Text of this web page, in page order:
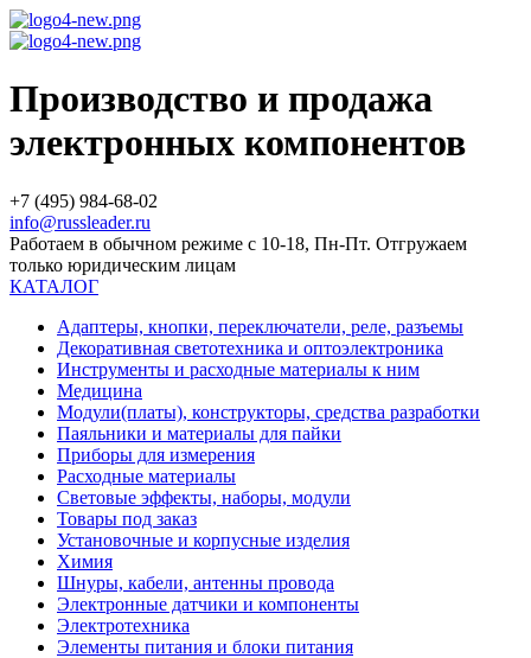
Производство и продажа
электронных компонентов
+7 (495) 984-68-02
info@russleader.ru
Работаем в обычном режиме с 10-18, Пн-Пт. Отгружаем
только юридическим лицам
КАТАЛОГ
Адаптеры, кнопки, переключатели, реле, разъемы
Декоративная светотехника и оптоэлектроника
Инструменты и расходные материалы к ним
Медицина
Модули(платы), конструкторы, средства разработки
Паяльники и материалы для пайки
Приборы для измерения
Расходные материалы
Световые эффекты, наборы, модули
Товары под заказ
Установочные и корпусные изделия
Химия
Шнуры, кабели, антенны провода
Электронные датчики и компоненты
Электротехника
Элементы питания и блоки питания